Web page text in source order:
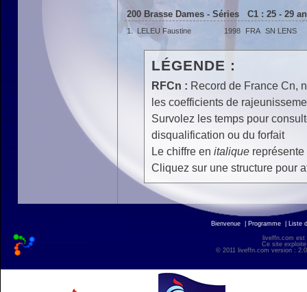
200 Brasse Dames - Séries C1 : 25 - 29
1. LELEU Faustine 1998 FRA SN LENS
LÉGENDE :
RFCn : Record de France Cn,
les coefficients de
Survolez les temps pour
disqualification ou du forfait
Le chiffre en italiquereprésente
Cliquez sur une structure pour
Bienvenue Programme Liste
liveffn.com est
Ce site
© 2011 liveffn.com version :